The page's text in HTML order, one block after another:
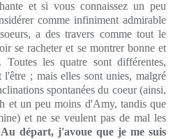
et si vous connaissez un peu
comme infiniment admirable
a des travers comme tout le
se racheter et se montrer bonne et
les quatre sont différentes,
l'être ; mais elles sont unies, malgré
spontanées du coeur (ainsi,
et un peu moins d'Amy, tandis que
et ne se veulent pas de mal les
Au départ, j'avoue que je me suis